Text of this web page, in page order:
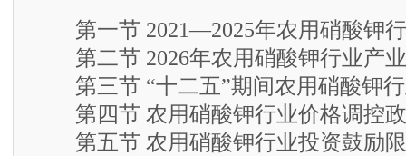
第一节 2021—2025年农用硝酸钾行
第二节 2026年农用硝酸钾行业产
第三节 “十二五”期间农用硝酸钾行
第四节 农用硝酸钾行业价格调控
第五节 农用硝酸钾行业投资鼓励限